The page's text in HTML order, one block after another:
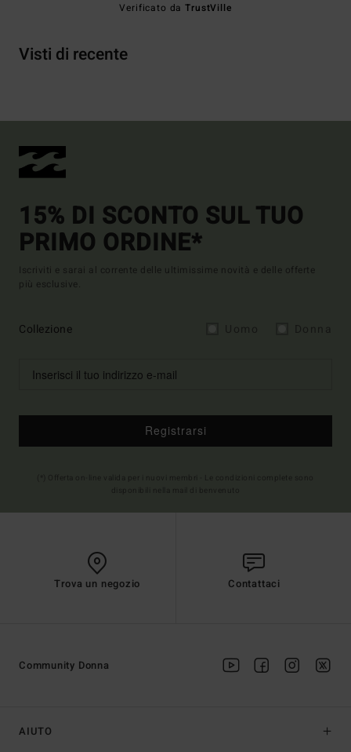
Verificato daTrustVille
Visti di recente
15% DI SCONTO SUL TUO
PRIMO ORDINE*
Iscriviti e sarai al corrente delle ultimissime novità e delle offerte
più esclusive.
Collezione
Registrarsi
Trova un negozio Contattaci
AIUTO
Community Donna